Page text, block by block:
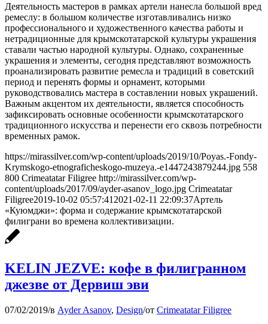
Деятельность мастеров в рамках артели нанесла большой вред
ремеслу: в большом количестве изготавливались низко
профессионального и художественного качества работы и
нетрадиционные для крымскотатарской культуры украшения
ставали частью народной культуры. Однако, сохраненные
украшения и элементы, сегодня представляют возможность
проанализировать развитие ремесла и традиций в советский
период и перенять формы и орнамент, которыми
руководствовались мастера в составлении новых украшений.
Важным акцентом их деятельности, является способность
зафиксировать основные особенности крымскотатарского
традиционного искусства и перенести его сквозь потребности
временных рамок.
https://mirassilver.com/wp-content/uploads/2019/10/Poyas.-Fondy-
Krymskogo-etnograficheskogo-muzeya.-e1447243879244.jpg 558
800 Crimeatatar Filigree http://mirassilver.com/wp-
content/uploads/2017/09/ayder-asanov_logo.jpg Crimeatatar
Filigree2019-10-02 05:57:41 2021-02-11 22:09:37Артель
«Куюмджи»: форма и содержание крымскотатарской
филиграни во времена коллективизации.
KELIN JEZVE: кофе в филигранном
джезве от Дервиш эви
07/02/2019/в Ayder Asanov, Design/от Crimeatatar Filigree